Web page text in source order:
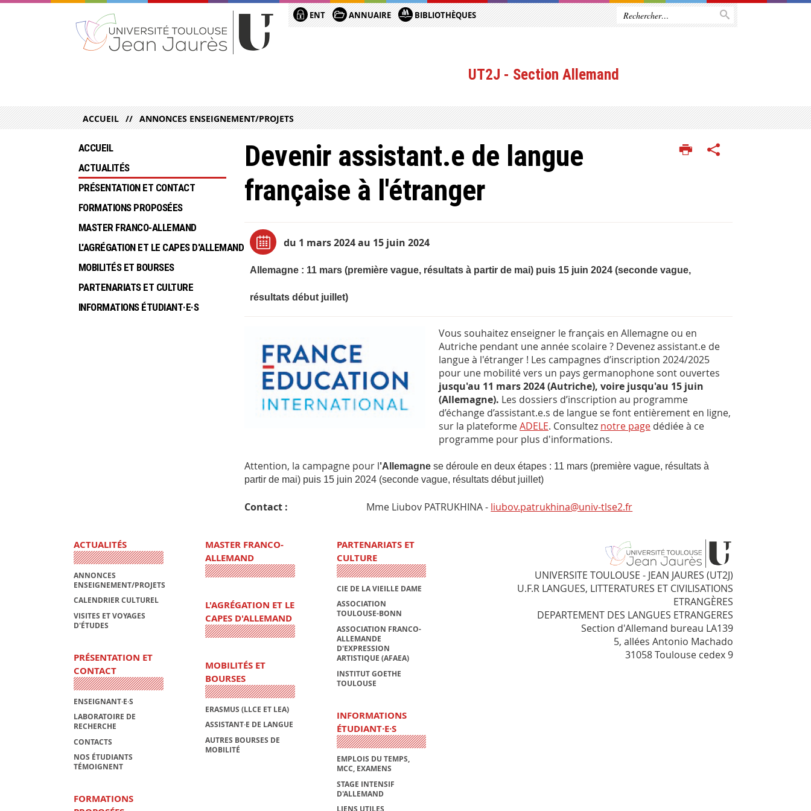
ENT ANNUAIRE BIBLIOTHÈQUES
UT2J - Section Allemand
ACCUEIL ANNONCES ENSEIGNEMENT/PROJETS
Devenir assistant.e de langue
française à l'étranger
du 1 mars 2024 au 15 juin 2024
Allemagne: 11 mars (première vague, résultats à partir de mai) puis 15 juin 2024 (seconde vague,
résultats début juillet)
Vous souhaitez enseigner le français en Allemagne ou en
Autriche pendant une année scolaire ? Devenez assistant.e de
langue à l'étranger ! Les campagnes d’inscription 2024/2025
pour une mobilité vers un pays germanophone sont ouvertes
jusqu'au 11 mars 2024 (Autriche), voire jusqu'au 15 juin
(Allemagne). Les dossiers d’inscription au programme
d’échange d’assistant.e.s de langue se font entièrement en ligne,
sur la plateformeADELE. Consultez notre page dédiée à ce
programme pour plus d'informations.
Attention, la campagne pour l'Allemagne se déroule en deux étapes : 11 mars (première vague, résultats à
partir de mai) puis 15 juin 2024 (seconde vague, résultats début juillet)
Contact : Mme Liubov PATRUKHINA - liubov.patrukhina@univ-tlse2.fr
ACCUEIL
ACTUALITÉS
PRÉSENTATION ET CONTACT
FORMATIONS PROPOSÉES
MASTER FRANCO-ALLEMAND
L'AGRÉGATION ET LE CAPES D'ALLEMAND
MOBILITÉS ET BOURSES
PARTENARIATS ET CULTURE
INFORMATIONS ÉTUDIANT·E·S
ACTUALITÉS
ANNONCES
ENSEIGNEMENT/PROJETS
CALENDRIER CULTUREL
VISITES ET VOYAGES
D'ÉTUDES
PRÉSENTATION ET
CONTACT
ENSEIGNANT·E·S
LABORATOIRE DE
RECHERCHE
CONTACTS
NOS ÉTUDIANTS
TÉMOIGNENT
FORMATIONS
MASTER FRANCO-
ALLEMAND
L'AGRÉGATION ET LE
CAPES D'ALLEMAND
MOBILITÉS ET
BOURSES
ERASMUS (LLCE ET LEA)
ASSISTANT·E DE LANGUE
AUTRES BOURSES DE
MOBILITÉ
PARTENARIATS ET
CULTURE
CIE DE LA VIEILLE DAME
ASSOCIATION
TOULOUSE-BONN
ASSOCIATION FRANCO-
ALLEMANDE
D'EXPRESSION
ARTISTIQUE (AFAEA)
INSTITUT GOETHE
TOULOUSE
INFORMATIONS
ÉTUDIANT·E·S
EMPLOIS DU TEMPS,
MCC, EXAMENS
STAGE INTENSIF
D'ALLEMAND
UNIVERSITE TOULOUSE - JEAN JAURES (UT2J)
U.F.R LANGUES, LITTERATURES ET CIVILISATIONS
ETRANGÈRES
DEPARTEMENT DES LANGUES ETRANGERES
Section d'Allemand bureau LA139
5, allées Antonio Machado
31058 Toulouse cedex 9